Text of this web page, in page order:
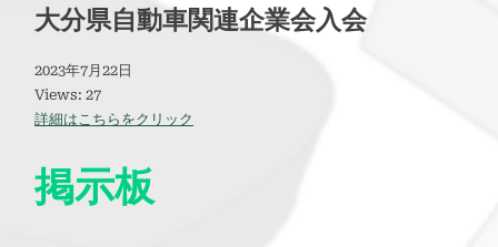
大分県自動車関連企業会入会
2023年7月22日
Views: 27
詳細はこちらをクリック
掲示板